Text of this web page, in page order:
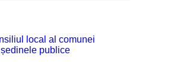
local al comunei
publice